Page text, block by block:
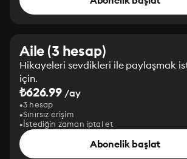
Aile (3 hesap)
Hikayeleri sevdikleri ile paylaşmak
için.
₺626.99 /ay
3 hesap
Sınırsız erişim
İstediğin zaman iptal et
Abonelik başlat